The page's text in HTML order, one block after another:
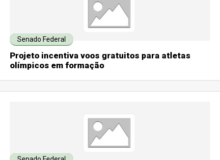
Senado Federal
Projeto incentiva voos gratuitos para atletas
olímpicos em formação